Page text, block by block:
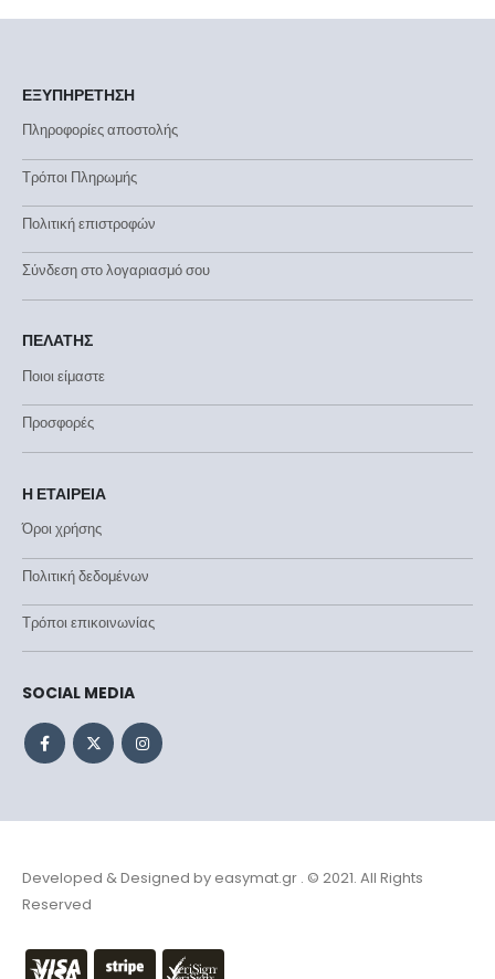
ΕΞΥΠΗΡΕΤΗΣΗ
Πληροφορίες αποστολής
Τρόποι Πληρωμής
Πολιτική επιστροφών
Σύνδεση στο λογαριασμό σου
ΠΕΛΑΤΗΣ
Ποιοι είμαστε
Προσφορές
Η ΕΤΑΙΡΕΙΑ
Όροι χρήσης
Πολιτική δεδομένων
Τρόποι επικοινωνίας
SOCIAL MEDIA
Developed & Designed by easymat.gr . © 2021. All Rights
Reserved